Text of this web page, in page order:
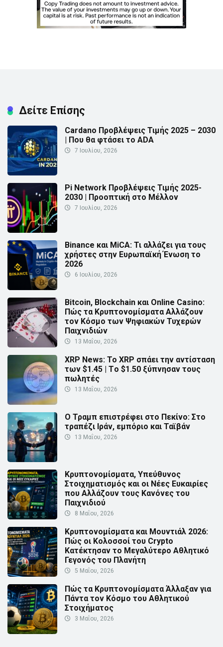
Δείτε Επίσης
Cardano Προβλέψεις Τιμής 2025 – 2030
| Που θα φτάσει το ADA
7 Ιουλίου, 2026
Pi Network Προβλέψεις Τιμής 2025-
2030 | Προοπτική στο Μέλλον
7 Ιουλίου, 2026
Binance και MiCA: Τι αλλάζει για τους
χρήστες στην Ευρωπαϊκή Ένωση το
2026
6 Ιουλίου, 2026
Bitcoin, Blockchain και Online Casino:
Πώς τα Κρυπτονομίσματα Αλλάζουν
τον Κόσμο των Ψηφιακών Τυχερών
Παιχνιδιών
13 Μαΐου, 2026
XRP News: Το XRP σπάει την αντίσταση
των $1.45 | Τo $1.50 ξύπνησαν τους
πωλητές
13 Μαΐου, 2026
Ο Τραμπ επιστρέφει στο Πεκίνο: Στο
τραπέζι Ιράν, εμπόριο και Ταϊβάν
13 Μαΐου, 2026
Κρυπτονομίσματα, Υπεύθυνος
Στοιχηματισμός και οι Νέες Ευκαιρίες
που Αλλάζουν τους Κανόνες του
Παιχνιδιού
8 Μαΐου, 2026
Κρυπτονομίσματα και Μουντιάλ 2026:
Πώς οι Κολοσσοί του Crypto
Κατέκτησαν το Μεγαλύτερο Αθλητικό
Γεγονός του Πλανήτη
5 Μαΐου, 2026
Πώς τα Κρυπτονομίσματα Άλλαξαν για
Πάντα τον Κόσμο του Αθλητικού
Στοιχήματος
3 Μαΐου, 2026